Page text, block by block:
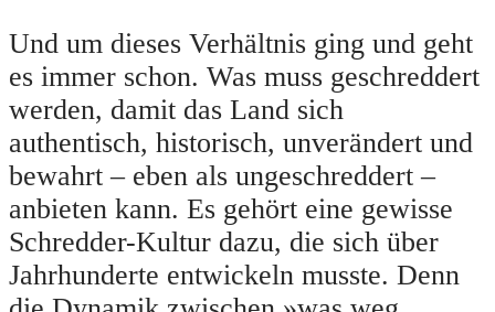
Und um dieses Verhältnis ging und geht
es immer schon. Was muss geschreddert
werden, damit das Land sich
authentisch, historisch, unverändert und
bewahrt – eben als ungeschreddert –
anbieten kann. Es gehört eine gewisse
Schredder-Kultur dazu, die sich über
Jahrhunderte entwickeln musste. Denn